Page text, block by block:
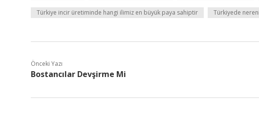
Türkiye incir üretiminde hangi ilimiz en büyük paya sahiptir Türkiyede
Önceki Yazı
Bostancılar Devşirme Mi